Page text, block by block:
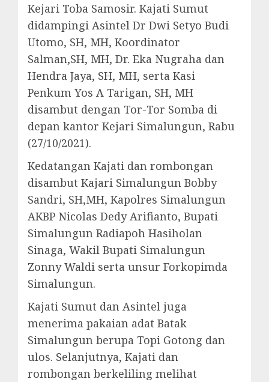
Kejari Toba Samosir. Kajati Sumut
didampingi Asintel Dr Dwi Setyo Budi
Utomo, SH, MH, Koordinator
Salman,SH, MH, Dr. Eka Nugraha dan
Hendra Jaya, SH, MH, serta Kasi
Penkum Yos A Tarigan, SH, MH
disambut dengan Tor-Tor Somba di
depan kantor Kejari Simalungun, Rabu
(27/10/2021).
Kedatangan Kajati dan rombongan
disambut Kajari Simalungun Bobby
Sandri, SH,MH, Kapolres Simalungun
AKBP Nicolas Dedy Arifianto, Bupati
Simalungun Radiapoh Hasiholan
Sinaga, Wakil Bupati Simalungun
Zonny Waldi serta unsur Forkopimda
Simalungun.
Kajati Sumut dan Asintel juga
menerima pakaian adat Batak
Simalungun berupa Topi Gotong dan
ulos. Selanjutnya, Kajati dan
rombongan berkeliling melihat